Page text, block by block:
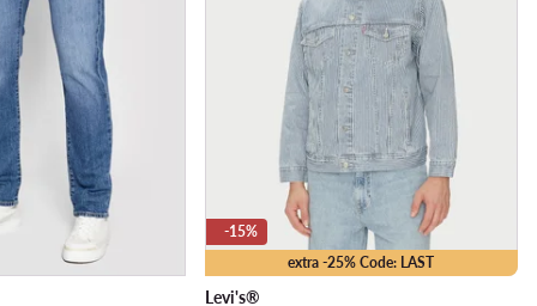
extra -25% Code: LAST
-15%
Levi's®